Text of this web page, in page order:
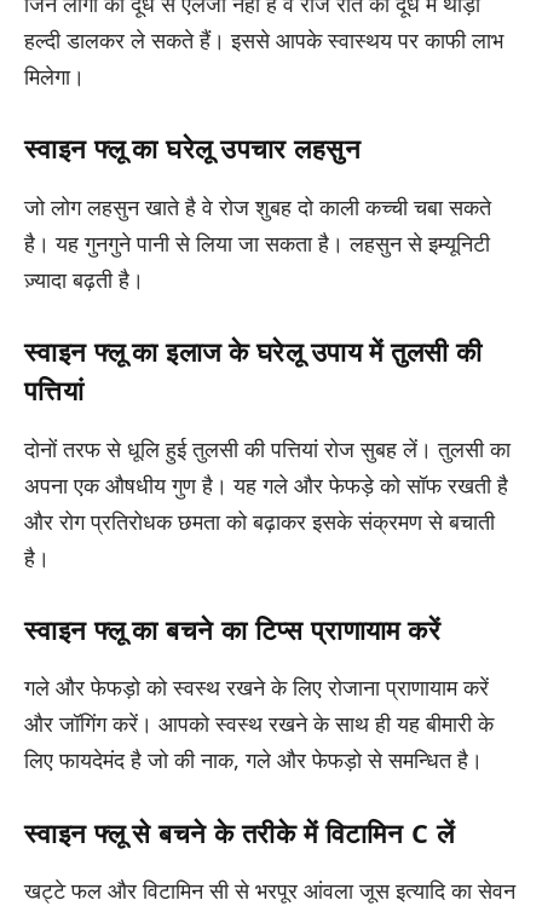
हल्दी डालकर ले सकते हैं। इससे आपके स्वास्थय पर काफी लाभ
मिलेगा।
स्वाइन फ्लू का घरेलू उपचार लहसुन
जो लोग लहसुन खाते है वे रोज शुबह दो काली कच्ची चबा सकते
है। यह गुनगुने पानी से लिया जा सकता है। लहसुन से इम्यूनिटी
ज़्यादा बढ़ती है।
स्वाइन फ्लू का इलाज के घरेलू उपाय में तुलसी की
पत्तियां
दोनों तरफ से धूलि हुई तुलसी की पत्तियां रोज सुबह लें। तुलसी का
अपना एक औषधीय गुण है। यह गले और फेफड़े को सॉफ रखती है
और रोग प्रतिरोधक छमता को बढ़ाकर इसके संक्रमण से बचाती
है।
स्वाइन फ्लू का बचने का टिप्स प्राणायाम करें
गले और फेफड़ो को स्वस्थ रखने के लिए रोजाना प्राणायाम करें
और जॉगिंग करें। आपको स्वस्थ रखने के साथ ही यह बीमारी के
लिए फायदेमंद है जो की नाक, गले और फेफड़ो से समन्धित है।
स्वाइन फ्लू से बचने के तरीके में विटामिन C लें
खट्टे फल और विटामिन सी से भरपूर आंवला जूस इत्यादि का सेवन